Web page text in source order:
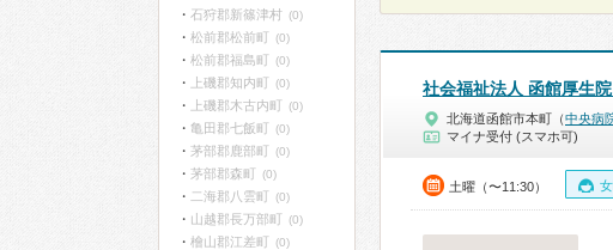
社会福祉法人 函館厚生院
北海道函館市本町（中央病
マイナ受付 (スマホ可)
土曜（〜11:30）
石狩郡新篠津村 (0)
松前郡松前町 (0)
松前郡福島町 (0)
上磯郡知内町 (0)
上磯郡木古内町 (0)
亀田郡七飯町 (0)
茅部郡鹿部町 (0)
茅部郡森町 (0)
二海郡八雲町 (0)
山越郡長万部町 (0)
檜山郡江差町 (0)